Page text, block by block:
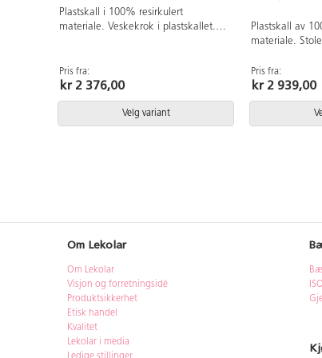
Plastskall i 100% resirkulert
materiale. Veskekrok i plastskallet.
188 cm sitter bekvemt og ergonomisk
riktig i stolen. Veskekrok på baksiden
RAL 9006. Sittehøyde 45 cm.
Setebredde 42 cm. Setedybde 40 cm.
Pris fra:
kr 2 376,00
Velg variant
Plastskall av
materiale.
brukere
bekvemt og
maks 4 stoler.
stolen snus.
Pris fra:
kr 2 939,00
Om Lekolar
Om Lekolar
Visjon og forretningsidé
Produktsikkerhet
Etisk handel
Kvalitet
Lekolar i media